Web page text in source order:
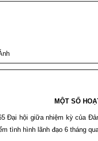
MỘT SỐ
Đại hội giữa nhiệm kỳ của
tình hình lãnh đạo 6 tháng